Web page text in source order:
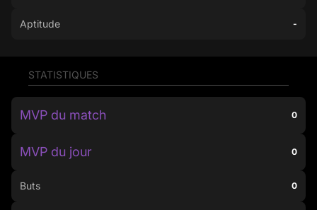
Aptitude -
STATISTIQUES
MVP du match 0
MVP du jour 0
Buts 0